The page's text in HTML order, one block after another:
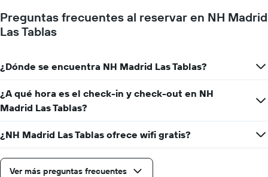
para
la
gráfico
muestra
1
eje
Y
que
indica
el
precio
promedio
Preguntas frecuentes al reservar en NH Madrid
Las Tablas
¿Dónde se encuentra NH Madrid Las Tablas?
¿A qué hora es el check-in y check-out en NH
Madrid Las Tablas?
¿NH Madrid Las Tablas ofrece wifi gratis?
Ver más preguntas frecuentes